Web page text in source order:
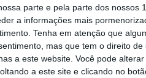
parte e pela parte dos nossos
a informações mais
Tenha em atenção que
mas que tem o direito
a este website. Você pode
a este site e clicando no
comissão, asimobiliárias
arrendar ou vender.
etc. Esta taxa é cobrada